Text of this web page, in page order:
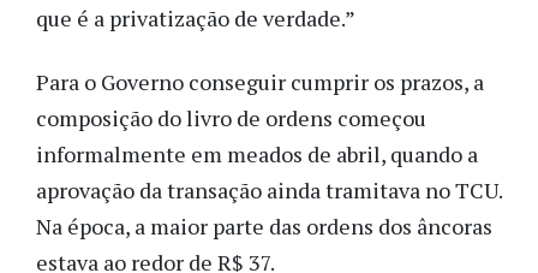
que é a privatização de verdade.”
Para o Governo conseguir cumprir os prazos, a
composição do livro de ordens começou
informalmente em meados de abril, quando a
aprovação da transação ainda tramitava no TCU.
Na época, a maior parte das ordens dos âncoras
estava ao redor de R$ 37.